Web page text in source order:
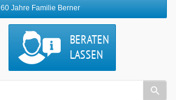
60 Jahre Familie Berner
BERATEN
LASSEN